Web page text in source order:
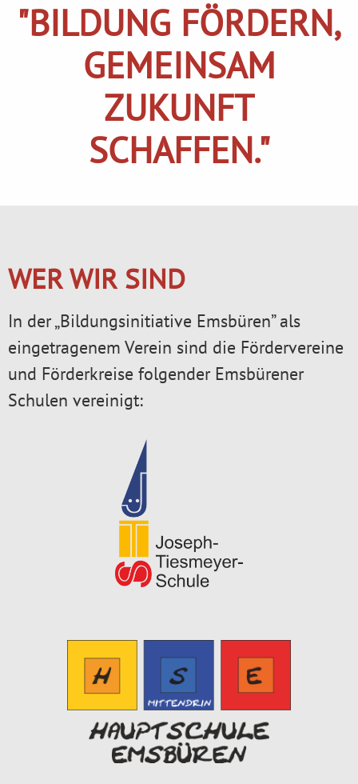
"BILDUNG FÖRDERN,
GEMEINSAM
ZUKUNFT
SCHAFFEN."
WER WIR SIND
In der „Bildungsinitiative Emsbüren” als
eingetragenem Verein sind die Fördervereine
und Förderkreise folgender Emsbürener
Schulen vereinigt: